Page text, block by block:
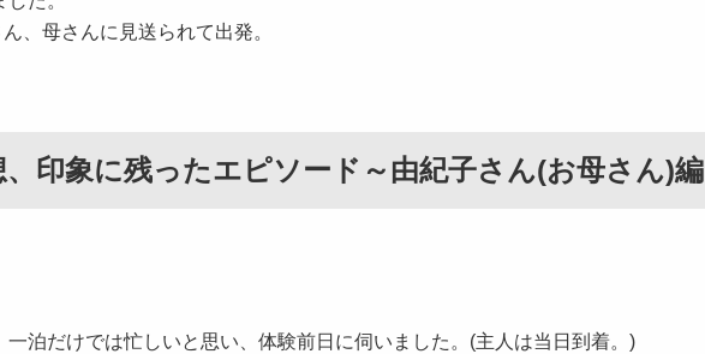
、母さんに見送られて出発。
印象に残ったエピソード～由紀子さん(お母さん)編
泊だけでは忙しいと思い、体験前日に伺いました。(主人は当日到着。)